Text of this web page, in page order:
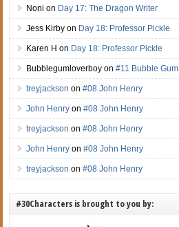
Noni on Day 17: The Dragon Writer
Jess Kirby on Day 18: Professor Pickle
Karen H on Day 18: Professor Pickle
Bubblegumloverboy on#11 Bubble Gum
treyjackson on#08 John Henry
John Henry on#08 John Henry
treyjackson on#08 John Henry
John Henry on#08 John Henry
treyjackson on#08 John Henry
#30Characters is brought to you by: